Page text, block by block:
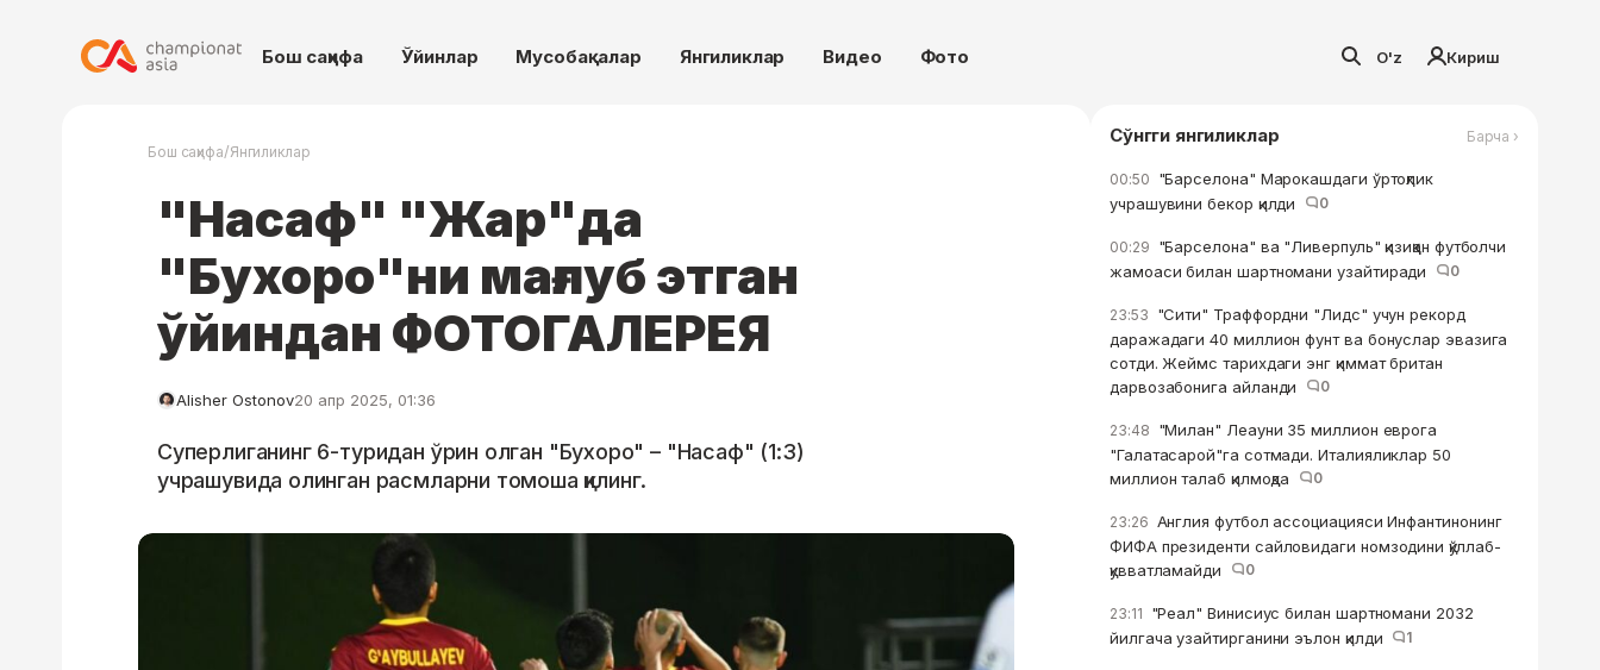
Бош саҳифа Ўйинлар Мусобақалар Янгиликлар Видео Фото O'z Кириш
Бош саҳифа/Янгиликлар
"Насаф" "Жар"да
"Бухоро"ни мағлуб этган
ўйиндан ФОТОГАЛЕРЕЯ
Alisher Ostonov20 апр 2025, 01:36
Суперлиганинг 6-туридан ўрин олган "Бухоро" – "Насаф" (1:3)
учрашувида олинган расмларни томоша қилинг.
Сўнгги янгиликлар Барча ›
00:50 "Барселона" Марокашдаги ўртоқлик
учрашувини бекор қилди
0
00:29 "Барселона" ва "Ливерпуль" қизиққан футболчи
жамоаси билан шартномани узайтиради
0
23:53 "Сити" Траффордни "Лидс" учун рекорд
даражадаги 40 миллион фунт ва бонуслар эвазига
сотди. Жеймс тарихдаги энг қиммат британ
дарвозабонига айланди
0
23:48 "Милан" Леауни 35 миллион еврога
"Галатасарой"га сотмади. Италияликлар 50
миллион талаб қилмоқда
0
23:26 Англия футбол ассоциацияси Инфантинонинг
ФИФА президенти сайловидаги номзодини қўллаб-
қувватламайди
0
23:11 "Реал" Винисиус билан шартномани 2032
йилгача узайтирганини эълон қилди
1